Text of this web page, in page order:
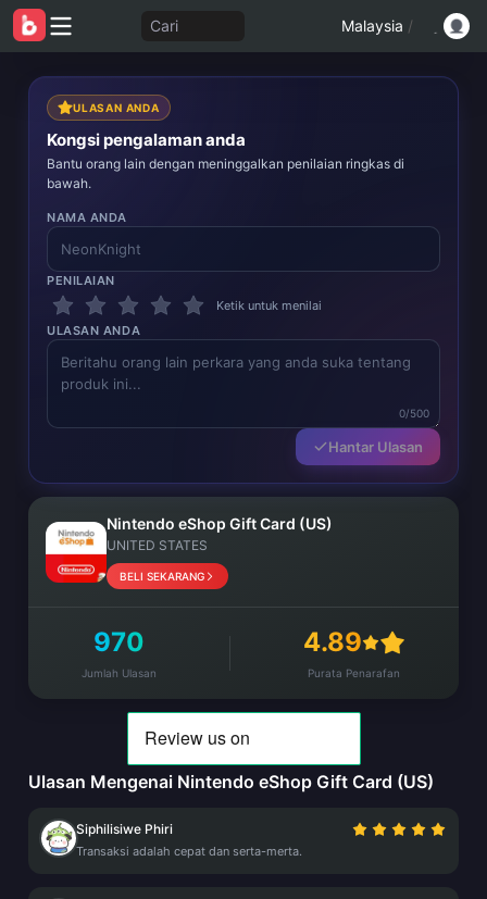
Cari Malaysia /
ULASAN ANDA
Kongsi pengalaman anda
Bantu orang lain dengan meninggalkan penilaian ringkas di
bawah.
NAMA ANDA
PENILAIAN
Ketik untuk menilai
ULASAN ANDA
0/500
Hantar Ulasan
Nintendo eShop Gift Card (US)
UNITED STATES
BELI SEKARANG
970
Jumlah Ulasan
4.89
Purata Penarafan
Ulasan Mengenai Nintendo eShop Gift Card (US)
Siphilisiwe Phiri
Transaksi adalah cepat dan serta-merta.